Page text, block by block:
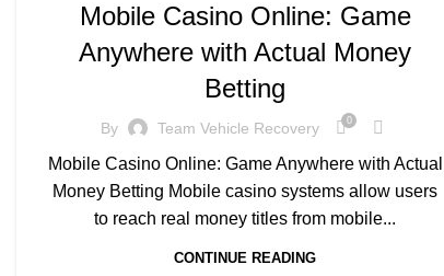
Mobile Casino Online: Game
Anywhere with Actual Money
Betting
By Team Vehicle Recovery 0
Mobile Casino Online: Game Anywhere with Actual
Money Betting Mobile casino systems allow users
to reach real money titles from mobile...
CONTINUE READING